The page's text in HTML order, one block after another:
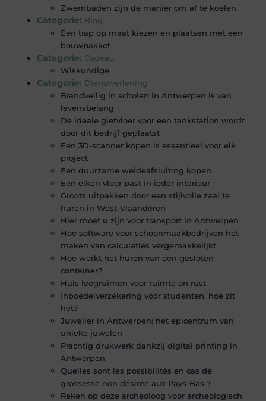
Zwembaden zijn de manier om af te koelen.
Categorie: Blog
Een trap op maat kiezen en plaatsen met een
bouwpakket
Categorie: Cadeau
Wiskundige
Categorie: Dienstverlening
Brandveilig in scholen in Antwerpen is van
levensbelang
De ideale gietvloer voor een tankstation wordt
door dit bedrijf geplaatst
Een 3D-scanner kopen is essentieel voor elk
project
Een duurzame weideafsluiting kopen
Een eiken vloer past in ieder interieur
Groots uitpakken door een stijlvolle zaal te
huren in West-Vlaanderen
Hier moet u zijn voor transport in Antwerpen
Hoe software voor schoonmaakbedrijven het
maken van calculaties vergemakkelijkt
Hoe werkt het huren van een gesloten
container?
Huis leegruimen voor ruimte en rust
Inboedelverzekering voor studenten, hoe zit
het?
Juwelier in Antwerpen: het epicentrum van
unieke juwelen
Prachtig drukwerk dankzij digital printing in
Antwerpen
Quelles sont les possibilités en cas de
grossesse non désirée aux Pays-Bas ?
Reken op deze archeoloog voor archeologisch